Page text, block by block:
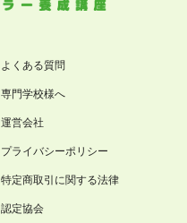
よくある質問
専門学校様へ
運営会社
プライバシーポリシー
特定商取引に関する法律
認定協会